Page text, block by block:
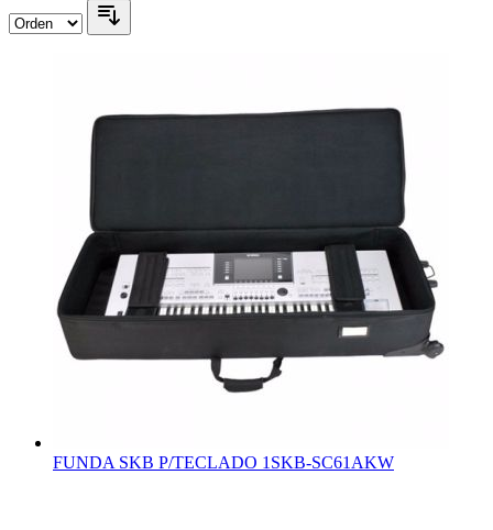
FUNDA SKB P/TECLADO 1SKB-SC61AKW